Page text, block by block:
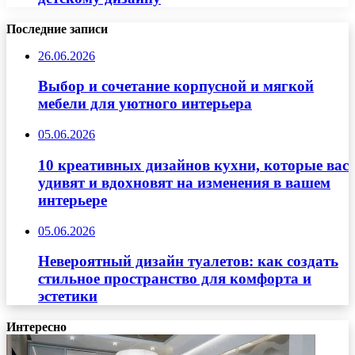
Последние записи
26.06.2026
Выбор и сочетание корпусной и мягкой
мебели для уютного интерьера
05.06.2026
10 креативных дизайнов кухни, которые вас
удивят и вдохновят на изменения в вашем
интерьере
05.06.2026
Невероятный дизайн туалетов: как создать
стильное пространство для комфорта и
эстетики
Интересно